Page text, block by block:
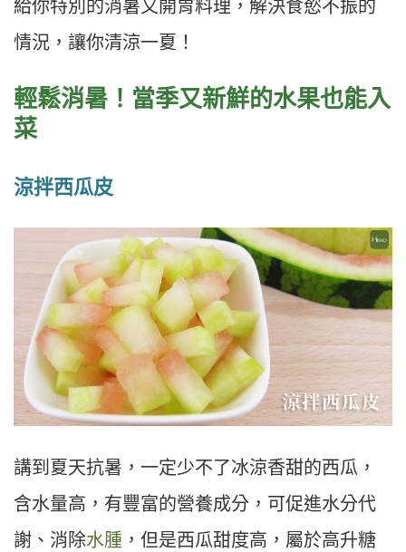
給你特別的消暑又開胃料理，解決食慾不振的
情況，讓你清涼一夏！
輕鬆消暑！當季又新鮮的水果也能入
菜
涼拌西瓜皮
講到夏天抗暑，一定少不了冰涼香甜的西瓜，
含水量高，有豐富的營養成分，可促進水分代
謝、消除水腫 ，但是西瓜甜度高，屬於高升糖